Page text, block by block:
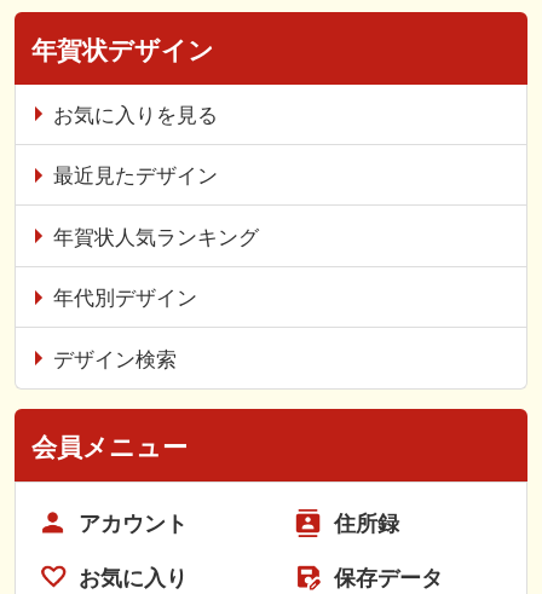
年賀状デザイン
お気に入りを見る
最近見たデザイン
年賀状人気ランキング
年代別デザイン
デザイン検索
会員メニュー
アカウント 住所録
お気に入り 保存データ